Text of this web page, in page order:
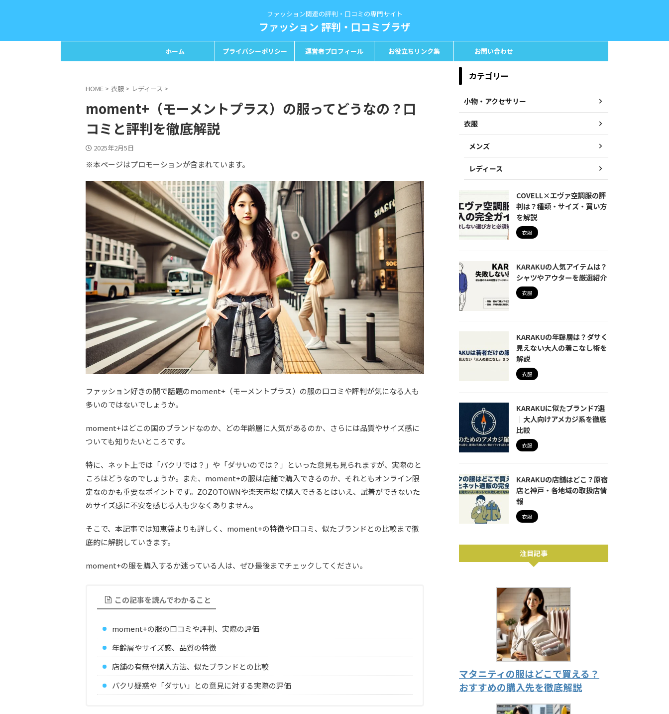
ファッション関連の評判・口コミの専門サイト
ファッション 評判・口コミプラザ
ホーム プライバシーポリシー 運営者プロフィール お役立ちリンク集 お問い合わせ
HOME > 衣服 > レディース >
moment+（モーメントプラス）の服ってどうなの？口
コミと評判を徹底解説
2025年2月5日
※本ページはプロモーションが含まれています。
ファッション好きの間で話題のmoment+（モーメントプラス）の服の口コミや評判が気になる人も
多いのではないでしょうか。
moment+はどこの国のブランドなのか、どの年齢層に人気があるのか、さらには品質やサイズ感に
ついても知りたいところです。
特に、ネット上では「パクリでは？」や「ダサいのでは？」といった意見も見られますが、実際のと
ころはどうなのでしょうか。また、moment+の服は店舗で購入できるのか、それともオンライン限
定なのかも重要なポイントです。ZOZOTOWNや楽天市場で購入できるとはいえ、試着ができないた
めサイズ感に不安を感じる人も少なくありません。
そこで、本記事では知恵袋よりも詳しく、moment+の特徴や口コミ、似たブランドとの比較まで徹
底的に解説していきます。
moment+の服を購入するか迷っている人は、ぜひ最後までチェックしてください。
この記事を読んでわかること
moment+の服の口コミや評判、実際の評価
年齢層やサイズ感、品質の特徴
店舗の有無や購入方法、似たブランドとの比較
パクリ疑惑や「ダサい」との意見に対する実際の評価
カテゴリー
小物・アクセサリー
衣服
メンズ
レディース
COVELL×エヴァ空調服の評
判は？種類・サイズ・買い方
を解説
衣服
KARAKUの人気アイテムは？
シャツやアウターを厳選紹介
衣服
KARAKUの年齢層は？ダサく
見えない大人の着こなし術を
解説
衣服
KARAKUに似たブランド7選
｜大人向けアメカジ系を徹底
比較
衣服
KARAKUの店舗はどこ？原宿
店と神戸・各地域の取扱店情
報
衣服
注目記事
マタニティの服はどこで買える？
おすすめの購入先を徹底解説